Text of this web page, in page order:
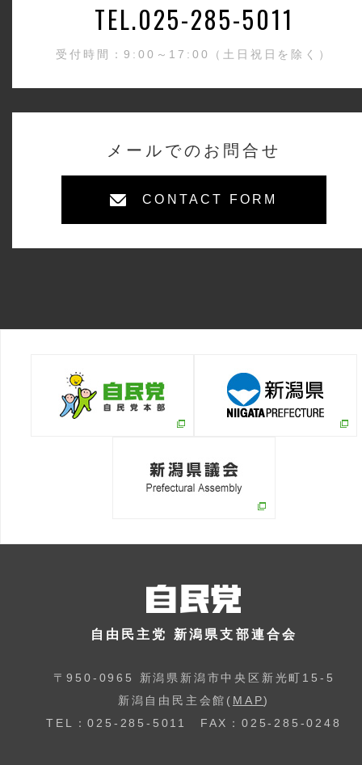
TEL.025-285-5011
受付時間：9:00～17:00（土日祝日を除く）
メールでのお問合せ
CONTACT FORM
自由民主党 新潟県支部連合会
〒950-0965 新潟県新潟市中央区新光町15-5
新潟自由民主会館( MAP)
TEL：025-285-5011 FAX：025-285-0248